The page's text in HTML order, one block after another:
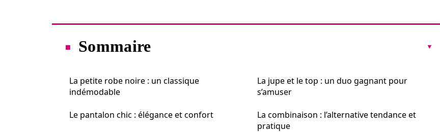
Sommaire
La petite robe noire : un classique
indémodable
Le pantalon chic : élégance et confort
La jupe et le top : un duo gagnant pour
s’amuser
La combinaison : l’alternative tendance et
pratique